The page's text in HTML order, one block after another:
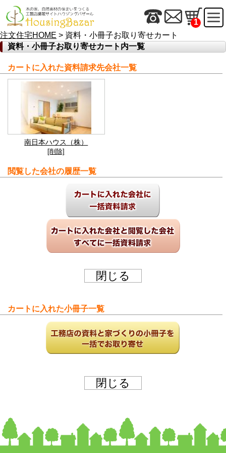
1
注文住宅HOME > 資料・小冊子お取り寄せカート
資料・小冊子お取り寄せカート内一覧
カートに入れた資料請求先会社一覧
南日本ハウス（株）
[削除]
閲覧した会社の履歴一覧
カートに入れた小冊子一覧